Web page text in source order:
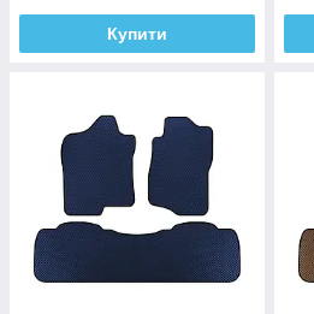
Купити